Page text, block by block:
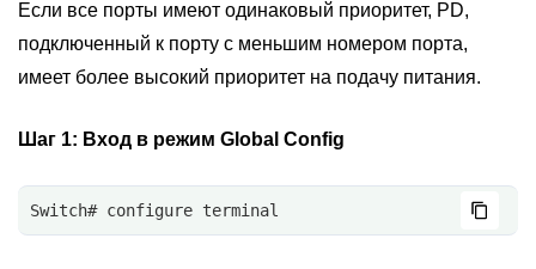
Если все порты имеют одинаковый приоритет, PD,
подключенный к порту с меньшим номером порта,
имеет более высокий приоритет на подачу питания.
Шаг 1: Вход в режим Global Config
Switch# configure terminal